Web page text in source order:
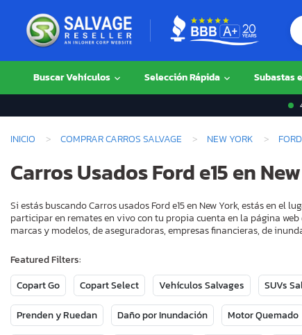
Buscar Vehículos Selección Rápida Subastas
INICIO COMPRAR CARROS SALVAGE NEW YORK FORD
Carros Usados Ford e15 en
Si estás buscando Carros usados Ford e15 en New York, estás en
participar en remates en vivo con tu propia cuenta en la página
marcas y modelos, de aseguradoras, empresas financieras, de
Featured Filters:
Copart Go
Copart Select Vehículos Salvages SUVs
Prenden y Ruedan Daño por Inundación Motor Quemado